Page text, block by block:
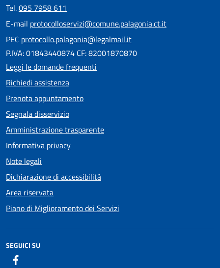
Tel.095 7958 611
E-mail protocolloservizi@comune.palagonia.ct.it
PEC protocollo.palagonia@legalmail.it
P.IVA: 01843440874 CF: 82001870870
Leggi le domande frequenti
Richiedi assistenza
Prenota appuntamento
Segnala disservizio
Amministrazione trasparente
Informativa privacy
Note legali
Dichiarazione di accessibilità
Area riservata
Piano di Miglioramento dei Servizi
SEGUICI SU